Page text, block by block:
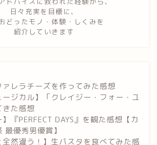
日々充実を目標に、
どったモノ・体験・しくみを
紹介していきます
レラチーズを作ってみた感想
ージカル】「クレイジー・フォー・ユ
た感想
】『PERFECT DAYS』を観た感想【カ
優秀男優賞】
全然違う！】生パスタを食べてみた感